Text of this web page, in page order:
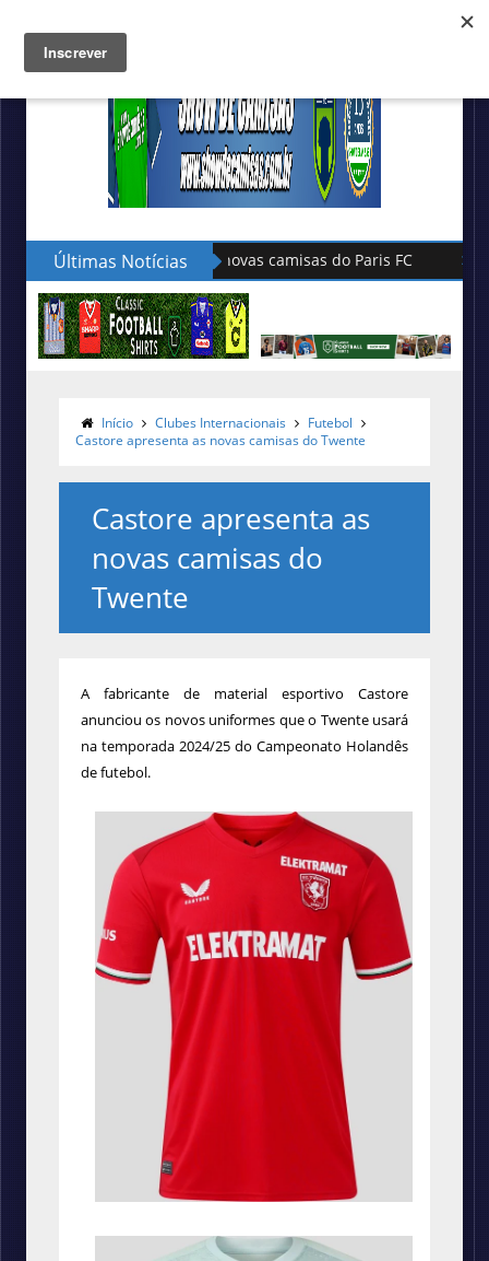
Últimas Notícias Hummel lança as novas camisas do
Início Clubes Internacionais
Futebol
Castore apresenta as novas camisas do Twente
Castore apresenta as
novas camisas do
Twente
A fabricante de material esportivo Castore
anunciou os novos uniformes que o Twente usará
na temporada 2024/25 do Campeonato Holandês
de futebol.